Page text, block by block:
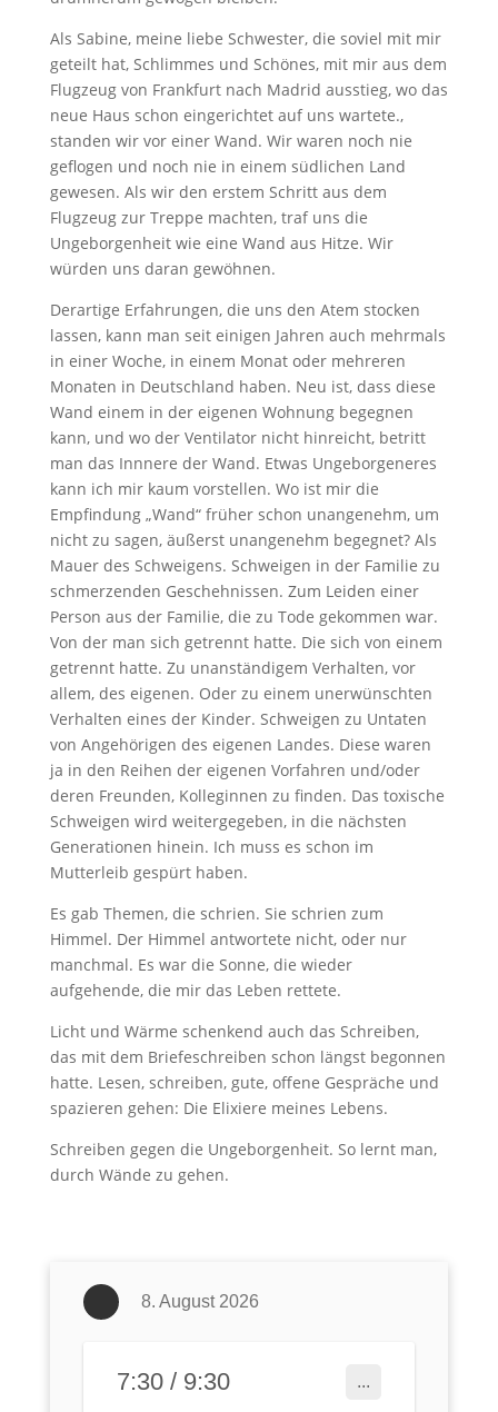
Als Sabine, meine liebe Schwester, die soviel mit mir
geteilt hat, Schlimmes und Schönes, mit mir aus dem
Flugzeug von Frankfurt nach Madrid ausstieg, wo das
neue Haus schon eingerichtet auf uns wartete.,
standen wir vor einer Wand. Wir waren noch nie
geflogen und noch nie in einem südlichen Land
gewesen. Als wir den erstem Schritt aus dem
Flugzeug zur Treppe machten, traf uns die
Ungeborgenheit wie eine Wand aus Hitze. Wir
würden uns daran gewöhnen.
Derartige Erfahrungen, die uns den Atem stocken
lassen, kann man seit einigen Jahren auch mehrmals
in einer Woche, in einem Monat oder mehreren
Monaten in Deutschland haben. Neu ist, dass diese
Wand einem in der eigenen Wohnung begegnen
kann, und wo der Ventilator nicht hinreicht, betritt
man das Innnere der Wand. Etwas Ungeborgeneres
kann ich mir kaum vorstellen. Wo ist mir die
Empfindung „Wand“ früher schon unangenehm, um
nicht zu sagen, äußerst unangenehm begegnet? Als
Mauer des Schweigens. Schweigen in der Familie zu
schmerzenden Geschehnissen. Zum Leiden einer
Person aus der Familie, die zu Tode gekommen war.
Von der man sich getrennt hatte. Die sich von einem
getrennt hatte. Zu unanständigem Verhalten, vor
allem, des eigenen. Oder zu einem unerwünschten
Verhalten eines der Kinder. Schweigen zu Untaten
von Angehörigen des eigenen Landes. Diese waren
ja in den Reihen der eigenen Vorfahren und/oder
deren Freunden, Kolleginnen zu finden. Das toxische
Schweigen wird weitergegeben, in die nächsten
Generationen hinein. Ich muss es schon im
Mutterleib gespürt haben.
Es gab Themen, die schrien. Sie schrien zum
Himmel. Der Himmel antwortete nicht, oder nur
manchmal. Es war die Sonne, die wieder
aufgehende, die mir das Leben rettete.
Licht und Wärme schenkend auch das Schreiben,
das mit dem Briefeschreiben schon längst begonnen
hatte. Lesen, schreiben, gute, offene Gespräche und
spazieren gehen: Die Elixiere meines Lebens.
Schreiben gegen die Ungeborgenheit. So lernt man,
durch Wände zu gehen.
8. August 2026
...
7:30 / 9:30